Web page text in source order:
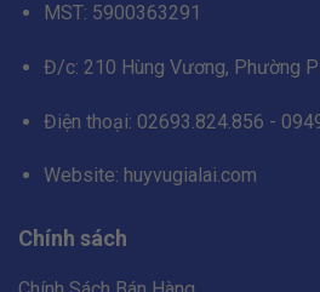
MST: 5900363291
Đ/c: 210 Hùng Vương, Phường
Điện thoại: 02693.824.856 -
Website: huyvugialai.com
Chính sách